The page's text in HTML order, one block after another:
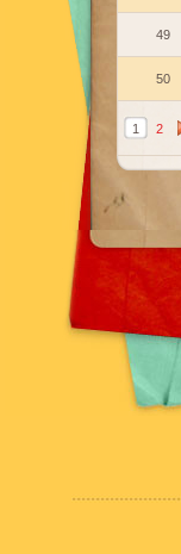
49
50
1 2